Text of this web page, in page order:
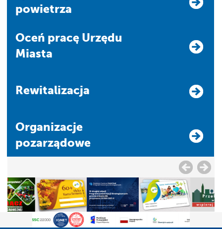
powietrza
Oceń pracę Urzędu
Miasta
Rewitalizacja
Organizacje
pozarządowe